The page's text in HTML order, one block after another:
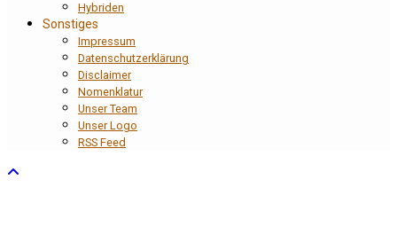
Hybriden
Sonstiges
Impressum
Datenschutzerklärung
Disclaimer
Nomenklatur
Unser Team
Unser Logo
RSS Feed